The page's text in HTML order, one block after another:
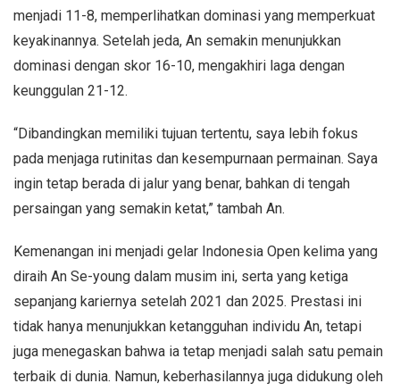
menjadi 11-8, memperlihatkan dominasi yang memperkuat
keyakinannya. Setelah jeda, An semakin menunjukkan
dominasi dengan skor 16-10, mengakhiri laga dengan
keunggulan 21-12.
“Dibandingkan memiliki tujuan tertentu, saya lebih fokus
pada menjaga rutinitas dan kesempurnaan permainan. Saya
ingin tetap berada di jalur yang benar, bahkan di tengah
persaingan yang semakin ketat,” tambah An.
Kemenangan ini menjadi gelar Indonesia Open kelima yang
diraih An Se-young dalam musim ini, serta yang ketiga
sepanjang kariernya setelah 2021 dan 2025. Prestasi ini
tidak hanya menunjukkan ketangguhan individu An, tetapi
juga menegaskan bahwa ia tetap menjadi salah satu pemain
terbaik di dunia. Namun, keberhasilannya juga didukung oleh